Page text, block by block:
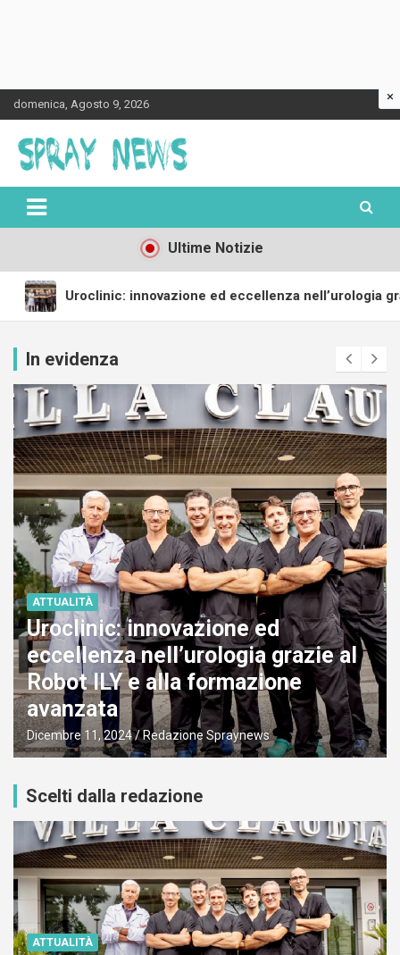
Skip
to
content
domenica, Agosto 9, 2026
Spraynews.it
Ultime Notizie
ed eccellenza nell’urologia grazie al Robot ILY e alla
In evidenza
ATTUALITÀ
Uroclinic: innovazione ed
eccellenza nell’urologia grazie al
Robot ILY e alla formazione
avanzata
Dicembre 11, 2024 Redazione Spraynews
Scelti dalla redazione
ATTUALITÀ
×